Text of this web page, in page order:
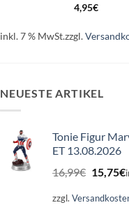
4,95€
inkl. 7 % MwSt.zzgl.
NEUESTE ARTIKEL
Tonie Figur
ET 13.08.2026
16,99€
Preis
war:
15,75€
zzgl.